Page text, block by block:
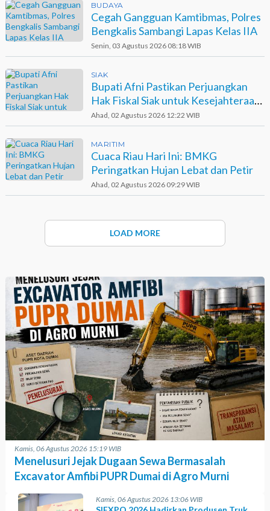
BUDAYA
Cegah Gangguan Kamtibmas, Polres
Bengkalis Sambangi Lapas Kelas IIA
Senin, 03 Agustus 2026 08:18 WIB
SIAK
Bupati Afni Pastikan Perjuangkan
Hak Fiskal Siak untuk Kesejahteraan
Dokter dan Tenaga Medis
Ahad, 02 Agustus 2026 12:22 WIB
MARITIM
Cuaca Riau Hari Ini: BMKG
Peringatkan Hujan Lebat dan Petir
Ahad, 02 Agustus 2026 09:29 WIB
LOAD MORE
Kamis, 06 Agustus 2026 15:19 WIB
Menelusuri Jejak Dugaan Sewa Bermasalah
Excavator Amfibi PUPR Dumai di Agro Murni
Kamis, 06 Agustus 2026 13:06 WIB